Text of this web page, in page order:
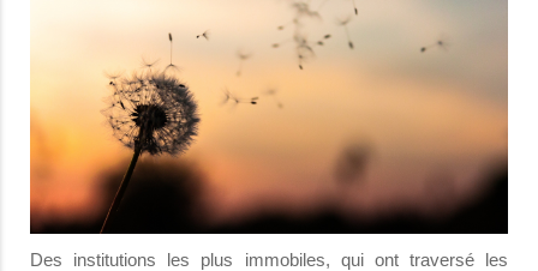
Des institutions les plus immobiles, qui ont traversé les